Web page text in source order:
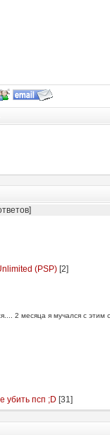
(PSP)[2]
2 месяца я мучался с этим
убить псп ;D [31]